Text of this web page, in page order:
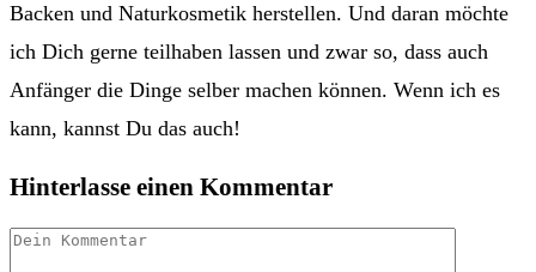
Backen und Naturkosmetik herstellen. Und daran möchte
ich Dich gerne teilhaben lassen und zwar so, dass auch
Anfänger die Dinge selber machen können. Wenn ich es
kann, kannst Du das auch!
Hinterlasse einen Kommentar